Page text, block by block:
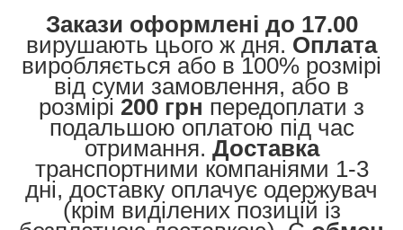
Закази оформлені до 17.00
вирушають цього ж дня. Оплата
виробляється або в 100% розмірі
від суми замовлення, або в
розмірі 200 грн передоплати з
подальшою оплатою під час
отримання. Доставка
транспортними компаніями 1-3
дні, доставку оплачує одержувач
(крім виділених позицій із